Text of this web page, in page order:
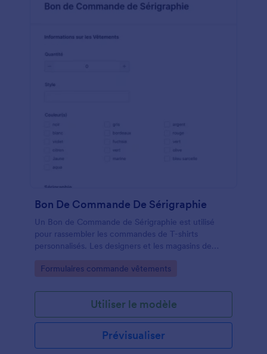
Bon De Commande De Sérigraphie
Un Bon de Commande de Sérigraphie est utilisé
pour rassembler les commandes de T-shirts
personnalisés. Les designers et les magasins de
de Sérigraphie gratuit pour accepter facilement les
Personnalisez simplement la conception du
formulaire, intégrez-le à votre Site Web, intégrez-le
à votre passerelle de paiement préférée - nous en
avons plus de 30 parmi lesquelles choisir, y compris
Square, Stripe et PayPal - et recevez des
Go to Category:
Formulaires commande vêtements
Utiliser le modèle
Prévisualiser